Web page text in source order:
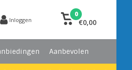
Inloggen
0
€0,00
Aanbevolen